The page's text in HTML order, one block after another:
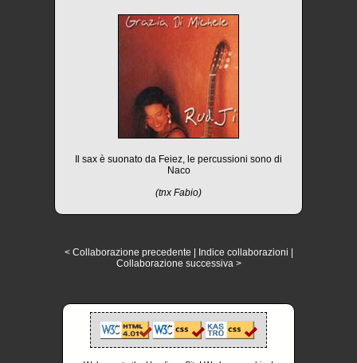
Il sax è suonato da Feiez, le percussioni sono di
Naco
(tnx Fabio)
< Collaborazione precedente Indice collaborazioni
Collaborazione successiva >